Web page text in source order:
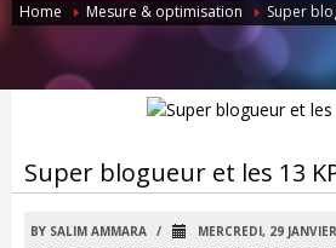
Home Mesure & optimisation Super
Super blogueur et les 13
BY SALIM AMMARA / MERCREDI, 29